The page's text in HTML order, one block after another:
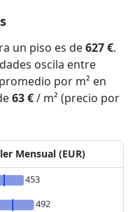
un piso es de627 €.
oscila entre
por m² en
63 €/ m² (precio por
Mensual (EUR)
453
492